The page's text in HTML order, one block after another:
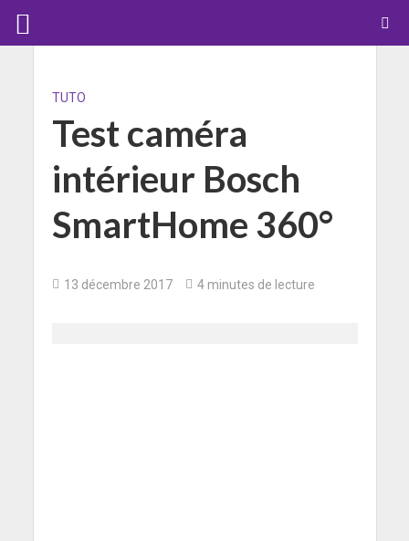
TUTO
Test caméra
intérieur Bosch
SmartHome 360°
13 décembre 2017 4 minutes de lecture